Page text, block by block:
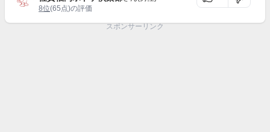
8位(65点)の評価
スポンサーリンク